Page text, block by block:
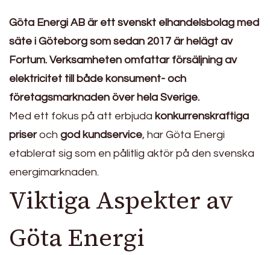
Göta Energi AB är ett svenskt elhandelsbolag med
säte i Göteborg som sedan 2017 är helägt av
Fortum. Verksamheten omfattar försäljning av
elektricitet till både konsument- och
företagsmarknaden över hela Sverige.
Med ett fokus på att erbjuda konkurrenskraftiga
priseroch god kundservice, har Göta Energi
etablerat sig som en pålitlig aktör på den svenska
energimarknaden.
Viktiga Aspekter av
Göta Energi